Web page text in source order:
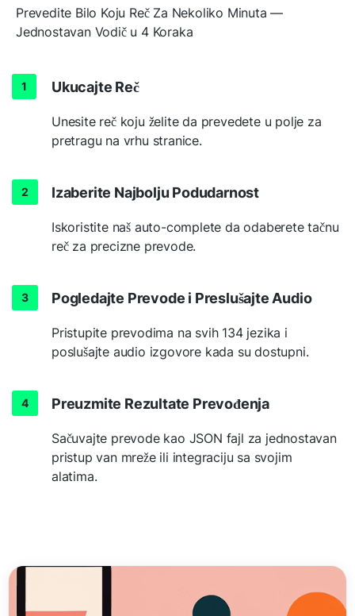
Prevedite Bilo Koju Reč Za Nekoliko Minuta —
Jednostavan Vodič u 4 Koraka
Ukucajte Reč
Unesite reč koju želite da prevedete u polje za
pretragu na vrhu stranice.
Izaberite Najbolju Podudarnost
Iskoristite naš auto-complete da odaberete tačnu
reč za precizne prevode.
Pogledajte Prevode i Preslušajte Audio
Pristupite prevodima na svih 134 jezika i
poslušajte audio izgovore kada su dostupni.
Preuzmite Rezultate Prevođenja
Sačuvajte prevode kao JSON fajl za jednostavan
pristup van mreže ili integraciju sa svojim
alatima.